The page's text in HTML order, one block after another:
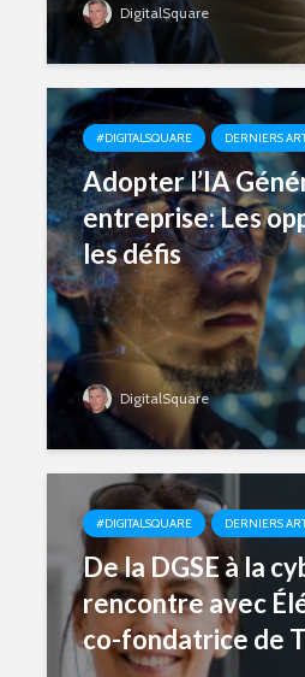
DigitalSquare
#DIGITALSQUARE DERNIERS
Adopter l’IA
entreprise: Les
les défis
DigitalSquare
#DIGITALSQUARE DERNIERS
De la DGSE à la
rencontre avec
co-fondatrice de